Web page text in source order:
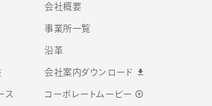
ス
会社概要
事業所一覧
沿革
会社案内ダウンロード download
コーポレートムービー play_circle_outline